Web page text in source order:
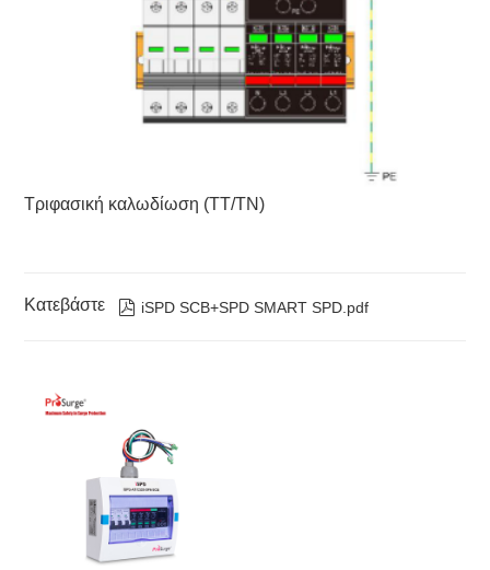
Τριφασική καλωδίωση (TT/TN)
Κατεβάστε  iSPD SCB+SPD SMART SPD.pdf